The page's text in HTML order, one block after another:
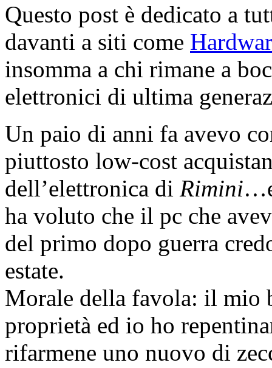
Questo post è dedicato a
davanti a siti come
insomma a chi rimane a
elettronici di ultima
Un paio di anni fa avevo
piuttosto low-cost
dell’elettronica di Rimini
ha voluto che il pc che
del primo dopo guerra
estate.
Morale della favola: il mio
proprietà ed io ho
rifarmene uno nuovo di